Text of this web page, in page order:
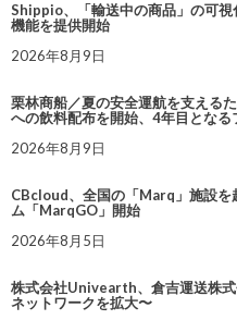
Shippio、「輸送中の商品」の可
機能を提供開始
2026年8月9日
栗林商船／夏の安全運航を支える
への飲料配布を開始、4年目とな
2026年8月9日
CBcloud、全国の「Marq」施設を
ム「MarqGO」開始
2026年8月5日
株式会社Univearth、倉吉運送株
ネットワークを拡大〜